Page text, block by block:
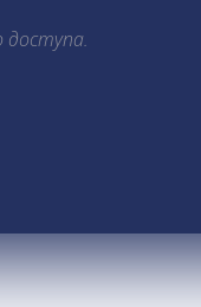
доступа.